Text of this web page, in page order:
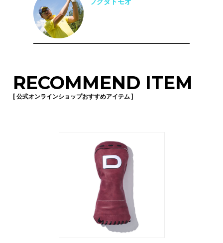
RECOMMEND ITEM
[ 公式オンラインショップおすすめアイテム ]